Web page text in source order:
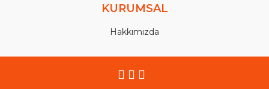
KURUMSAL
Hakkımızda